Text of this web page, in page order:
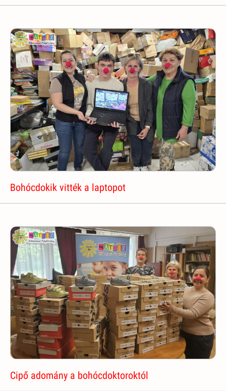
Bohócdokik vitték a laptopot
Cipő adomány a bohócdoktoroktól